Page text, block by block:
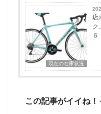
現在の在庫状況
店
ク
６
この記事がイイね